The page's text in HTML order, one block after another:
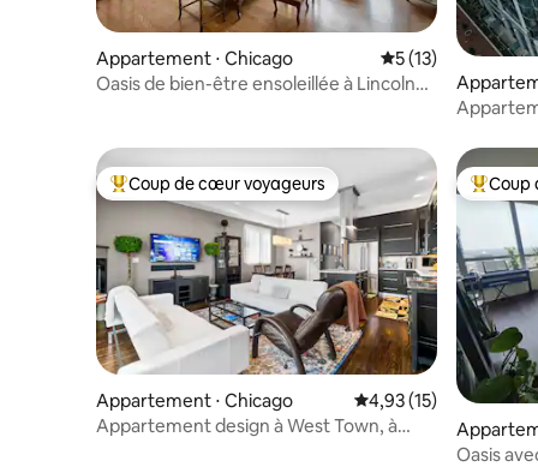
Appartement ⋅ Chicago Évaluation
5 (13)
Oasis de bien-être ensoleillée à Lincoln
Coups de cœur voyageurs les plus appréciés
Coup de cœur voyageurs
Appartement ⋅ Chicago Évaluation moyenne
4,93 (15)
Appartement design à West Town, à
Coups
Coup
Oasis